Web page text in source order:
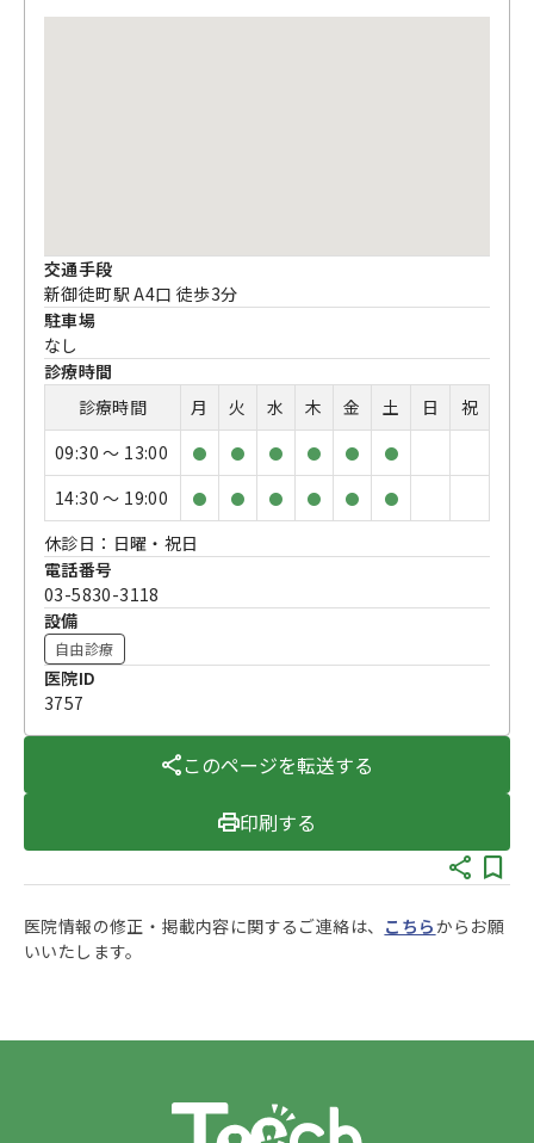
交通手段
新御徒町駅 A4口 徒歩3分
駐車場
なし
診療時間
診療時間
月 火 水 木 金 土 日
祝
09:30 〜 13:00
● ● ● ● ● ●
14:30 〜 19:00 ● ● ● ● ● ●
休診日：日曜・祝日
電話番号
03-5830-3118
設備
自由診療
医院ID
3757
このページを転送する
印刷する
医院情報の修正・掲載内容に関するご連絡は、 こちらからお願
いいたします。